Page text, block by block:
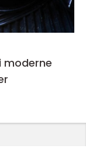
moderne